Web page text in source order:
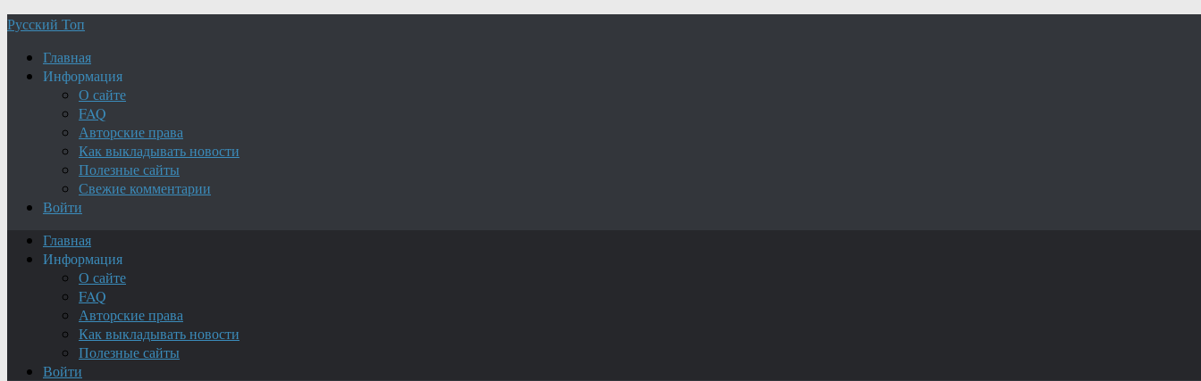
Русский Топ
Главная
Информация
О сайте
FAQ
Авторские права
Как выкладывать новости
Полезные сайты
Свежие комментарии
Войти
Главная
Информация
О сайте
FAQ
Авторские права
Как выкладывать новости
Полезные сайты
Войти